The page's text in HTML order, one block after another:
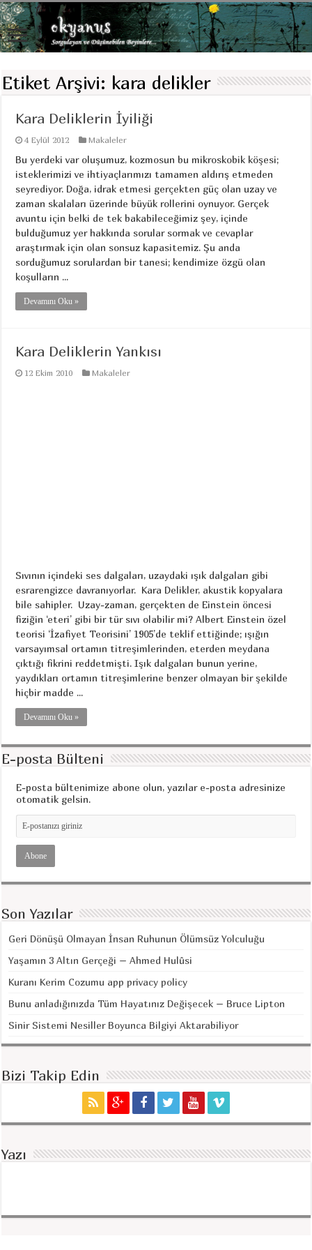
Etiket Arşivi: kara delikler
Kara Deliklerin İyiliği
4 Eylül 2012 Makaleler
Bu yerdeki var oluşumuz, kozmosun bu mikroskobik köşesi;
isteklerimizi ve ihtiyaçlarımızı tamamen aldırış etmeden
seyrediyor. Doğa, idrak etmesi gerçekten güç olan uzay ve
zaman skalaları üzerinde büyük rollerini oynuyor. Gerçek
avuntu için belki de tek bakabileceğimiz şey, içinde
bulduğumuz yer hakkında sorular sormak ve cevaplar
araştırmak için olan sonsuz kapasitemiz. Şu anda
sorduğumuz sorulardan bir tanesi; kendimize özgü olan
koşulların ...
Devamını Oku »
Kara Deliklerin Yankısı
12 Ekim 2010 Makaleler
Sıvının içindeki ses dalgaları, uzaydaki ışık dalgaları gibi
esrarengizce davranıyorlar. Kara Delikler, akustik kopyalara
bile sahipler. Uzay-zaman, gerçekten de Einstein öncesi
fiziğin ‘eteri’ gibi bir tür sıvı olabilir mi? Albert Einstein özel
teorisi ‘İzafiyet Teorisini’ 1905’de teklif ettiğinde; ışığın
varsayımsal ortamın titreşimlerinden, eterden meydana
çıktığı fikrini reddetmişti. Işık dalgaları bunun yerine,
yaydıkları ortamın titreşimlerine benzer olmayan bir şekilde
hiçbir madde ...
Devamını Oku »
E-posta Bülteni
E-posta bültenimize abone olun, yazılar e-posta adresinize
otomatik gelsin.
Son Yazılar
Geri Dönüşü Olmayan İnsan Ruhunun Ölümsüz Yolculuğu
Yaşamın 3 Altın Gerçeği – Ahmed Hulûsi
Kuranı Kerim Cozumu app privacy policy
Bunu anladığınızda Tüm Hayatınız Değişecek – Bruce Lipton
Sinir Sistemi Nesiller Boyunca Bilgiyi Aktarabiliyor
Bizi Takip Edin
Yazı